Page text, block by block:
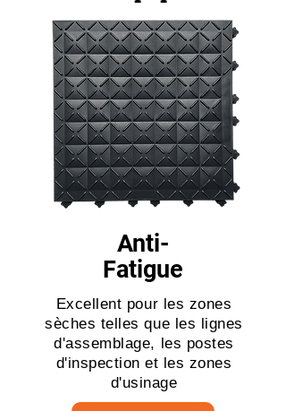
Anti-
Fatigue
Excellent pour les zones
sèches telles que les lignes
d'assemblage, les postes
d'inspection et les zones
d'usinage